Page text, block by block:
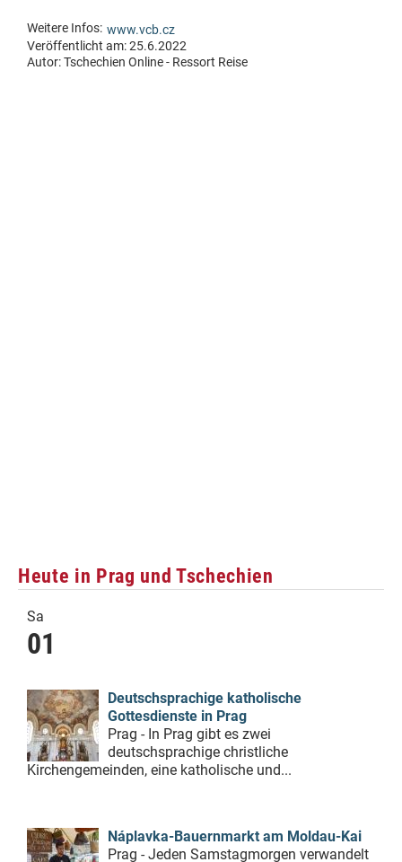
Weitere Infos: www.vcb.cz
Veröffentlicht am: 25.6.2022
Autor:Tschechien Online - Ressort Reise
Heute in Prag und Tschechien
Sa
01
Deutschsprachige katholische
Gottesdienste in Prag
Prag - In Prag gibt es zwei
deutschsprachige christliche
Kirchengemeinden, eine katholische und...
Náplavka-Bauernmarkt am Moldau-Kai
Prag - Jeden Samstagmorgen verwandelt